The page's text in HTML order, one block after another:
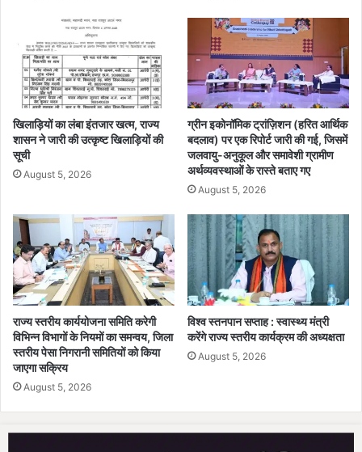
की
ब
ढ़
ते
क
.
.
.
आ
कां
क्षा
प्रो
जे
क्ट
के
त
ग्रा
क्षे
त्रों
में
ब
हा
रु
झा
न
खिलाड़ियों का लंबा इंतजार खत्म, राज्य
शासन ने जारी की उत्कृष्ट खिलाड़ियों की
सूची
August 5, 2026
ग्रीन इकोनॉमिक ट्रांज़िशन (हरित आर्थिक
बदलाव) पर एक रिपोर्ट जारी की गई, जिसमें
जलवायु-अनुकूल और समावेशी ग्रामीण
अर्थव्यवस्थाओं के रास्ते बताए गए
August 5, 2026
राज्य स्तरीय कार्ययोजना समिति करेगी
विभिन्न विभागों के नियमों का समन्वय, जिला
स्तरीय पेसा निगरानी समितियों को किया
जाएगा सक्रिय
August 5, 2026
विश्व स्तनपान सप्ताह : स्वास्थ्य मंत्री
करेंगे राज्य स्तरीय कार्यक्रम की अध्यक्षता
August 5, 2026